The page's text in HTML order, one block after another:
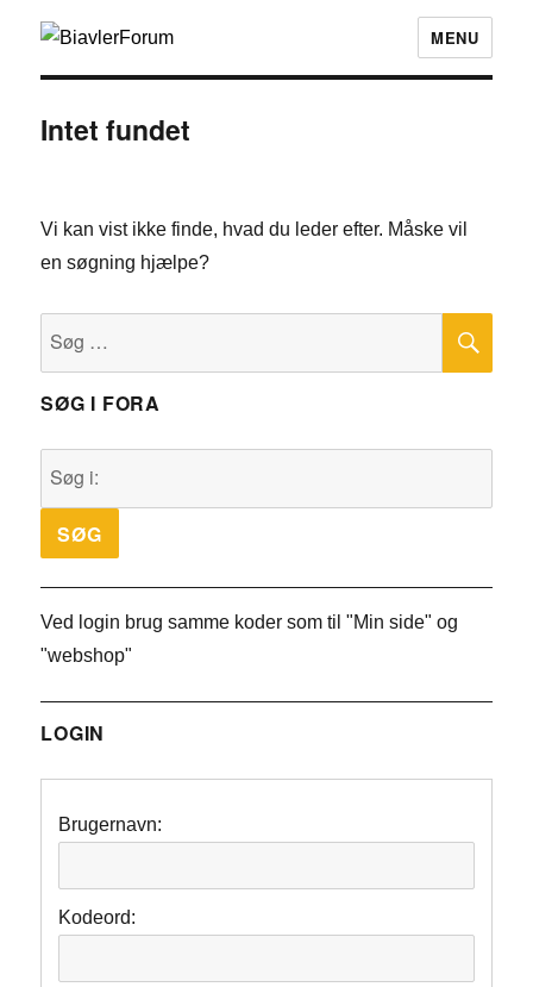
MENU
Intet fundet
Vi kan vist ikke finde, hvad du leder efter. Måske vil
en søgning hjælpe?
SØG I FORA
Ved login brug samme koder som til "Min side" og
"webshop"
LOGIN
Brugernavn:
Kodeord: